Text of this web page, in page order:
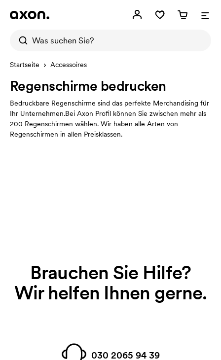
Startseite Accessoires
Regenschirme bedrucken
Bedruckbare Regenschirme sind das perfekte Merchandising für
Ihr Unternehmen.Bei Axon Profil können Sie zwischen mehr als
200 Regenschirmen wählen. Wir haben alle Arten von
Regenschirmen in allen Preisklassen.
Brauchen Sie Hilfe?
Wir helfen Ihnen gerne.
030 2065 94 39